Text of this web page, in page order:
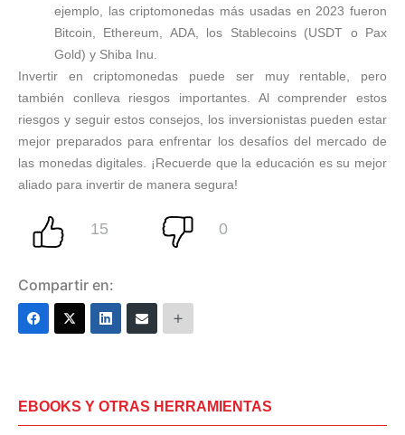
ejemplo, las criptomonedas más usadas en 2023 fueron
Bitcoin, Ethereum, ADA, los Stablecoins (USDT o Pax
Gold) y Shiba Inu.
Invertir en criptomonedas puede ser muy rentable, pero
también conlleva riesgos importantes. Al comprender estos
riesgos y seguir estos consejos, los inversionistas pueden estar
mejor preparados para enfrentar los desafíos del mercado de
las monedas digitales. ¡Recuerde que la educación es su mejor
aliado para invertir de manera segura!
Compartir en:
EBOOKS Y OTRAS HERRAMIENTAS